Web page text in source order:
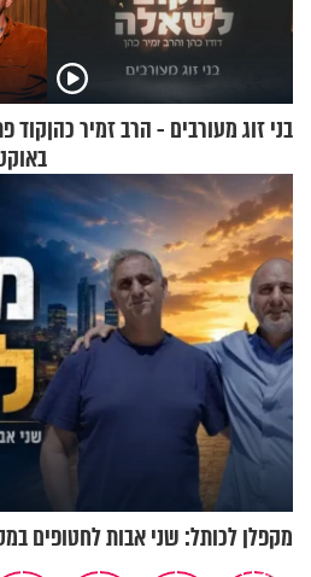
בני זוג מעורבים - הרב זמיר כהן
מקפלן לכותל: שני אבות לחטופים